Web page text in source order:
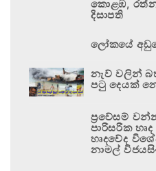
කොළඹ,
දිසාපති
ලෝකයේ
නැව් වලින්
පටු දෙයක්
ප්‍රවේසම්
පාරිසරික
හෘදවේද
නාමල්